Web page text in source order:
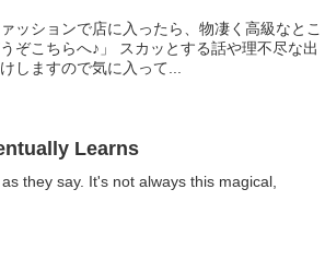
ッションで店に入ったら、物凄く高級なとこ
ぞこちらへ♪」 スカッとする話や理不尽な出
しますので気に入って...
Learns
they say. It's not always this magical,